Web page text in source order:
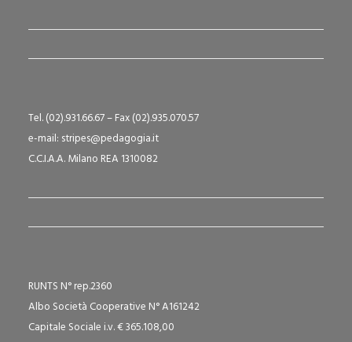
Tel. (02).931.66.67 – Fax (02).935.070.57
e-mail: stripes@pedagogia.it
C.C.I.A.A. Milano REA 1310082
RUNTS N° rep.2360
Albo Società Cooperative N° A161242
Capitale Sociale i.v. € 365.108,00